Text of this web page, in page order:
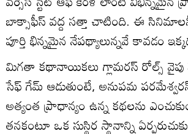
బాక్సాఫీస్‌ వద్ద సత్తా చాటింది. ఈ
పూర్తి భిన్నమైన నేపథ్యాలున్నవే కావడం
మిగతా కథానాయికలు గ్లామరస్ రోల్స్ వైపు
సేఫ్ గేమ్ ఆడుతుంటే, అనుపమ
అత్యంత ప్రాధాన్యం ఉన్న కథలను
తనకంటూ ఒక సుస్థిర స్థానాన్ని